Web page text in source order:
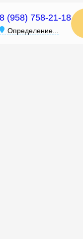
8 (958) 758-21-18
Определение...